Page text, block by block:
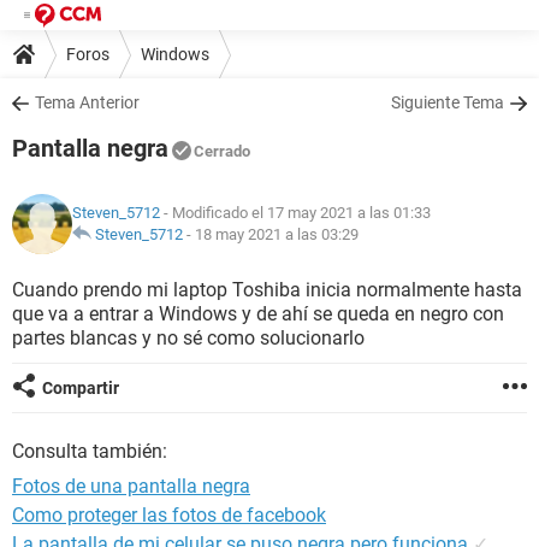
Foros Windows
Tema Anterior Siguiente Tema
Pantalla negra Cerrado
Steven_5712 - Modificado el 17 may 2021 a las 01:33
Steven_5712 - 18 may 2021 a las 03:29
Cuando prendo mi laptop Toshiba inicia normalmente hasta
que va a entrar a Windows y de ahí se queda en negro con
partes blancas y no sé como solucionarlo
Compartir
Consulta también:
Fotos de una pantalla negra
Como proteger las fotos de facebook